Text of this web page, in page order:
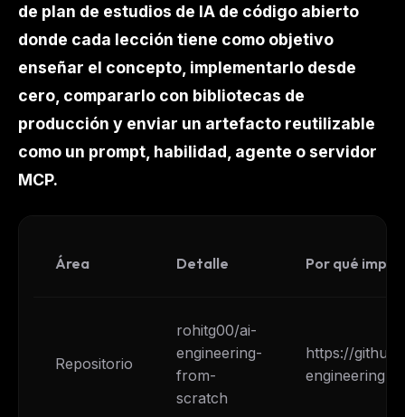
de plan de estudios de IA de código abierto
donde cada lección tiene como objetivo
enseñar el concepto, implementarlo desde
cero, compararlo con bibliotecas de
producción y enviar un artefacto reutilizable
como un prompt, habilidad, agente o servidor
MCP.
Área Detalle Por qué
Repositorio
rohitg00/ai-
engineering-
from-
scratch
https://
engineering-